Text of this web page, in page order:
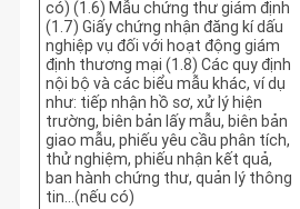
có) (1.6) Mẫu chứng thư giám định
(1.7) Giấy chứng nhận đăng kí dấu
nghiệp vụ đối với hoạt động giám
định thương mại (1.8) Các quy định
nội bộ và các biểu mẫu khác, ví dụ
như: tiếp nhận hồ sơ, xử lý hiện
trường, biên bản lấy mẫu, biên bản
giao mẫu, phiếu yêu cầu phân tích,
thử nghiệm, phiếu nhận kết quả,
ban hành chứng thư, quản lý thông
tin…(nếu có)